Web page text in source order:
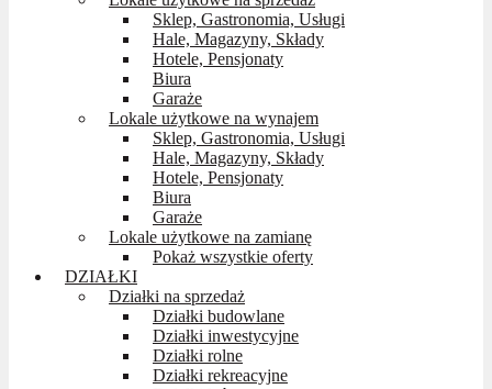
Sklep, Gastronomia, Usługi
Hale, Magazyny, Składy
Hotele, Pensjonaty
Biura
Garaże
Lokale użytkowe na wynajem
Sklep, Gastronomia, Usługi
Hale, Magazyny, Składy
Hotele, Pensjonaty
Biura
Garaże
Lokale użytkowe na zamianę
Pokaż wszystkie oferty
DZIAŁKI
Działki na sprzedaż
Działki budowlane
Działki inwestycyjne
Działki rolne
Działki rekreacyjne